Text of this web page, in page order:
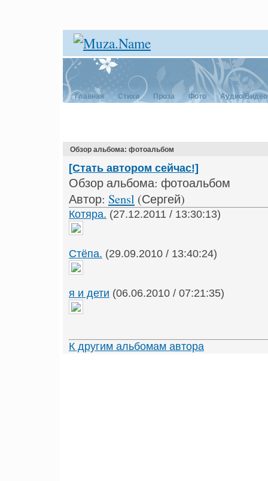
Главная Стихи Проза Фото Аудио/Видео
Обзор альбома: фотоальбом
[Стать автором сейчас!]
Обзор альбома: фотоальбом
Автор: Sensl (Сергей)
Котяра. (27.12.2011 / 13:30:13)
Стёпа. (29.09.2010 / 13:40:24)
я и дети (06.06.2010 / 07:21:35)
К другим альбомам автора